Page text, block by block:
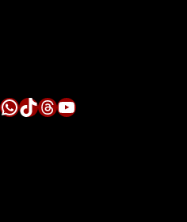
WhatsApp TikTok Threads YouTube